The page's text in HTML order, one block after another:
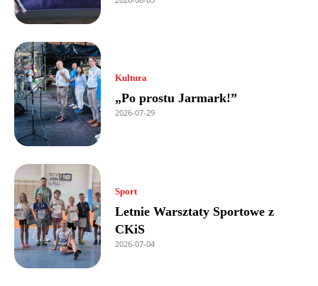
Kultura
„Po prostu Jarmark!”
2026-07-29
Sport
Letnie Warsztaty Sportowe z
CKiS
2026-07-04